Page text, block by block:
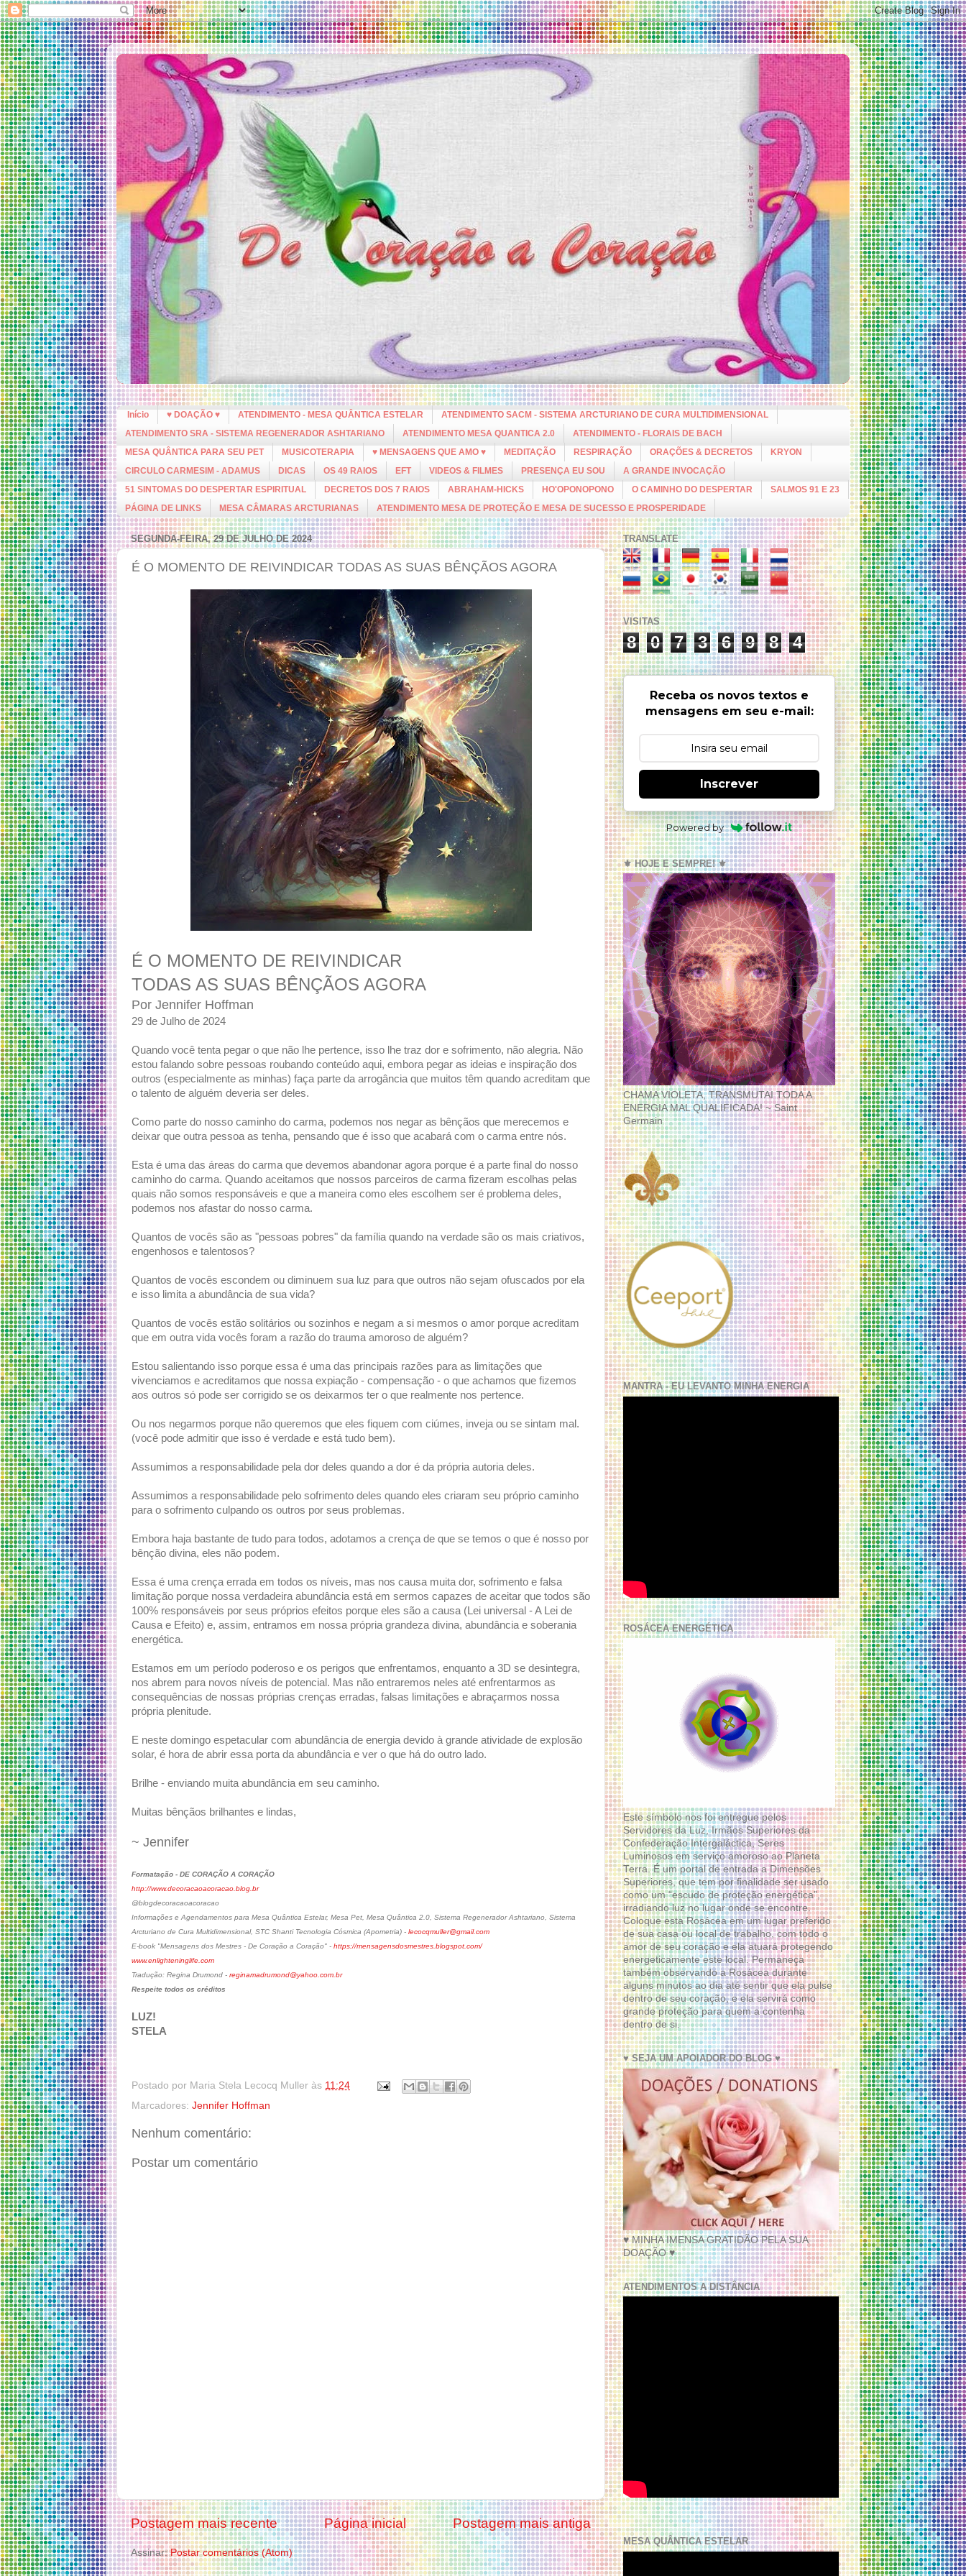
Início ♥ DOAÇÃO ♥ ATENDIMENTO - MESA QUÂNTICA ESTELAR
ATENDIMENTO SACM - SISTEMA ARCTURIANO DE CURA MULTIDIMENSIONAL
ATENDIMENTO SRA - SISTEMA REGENERADOR ASHTARIANO
ATENDIMENTO MESA QUANTICA 2.0
ATENDIMENTO - FLORAIS DE BACH
MESA QUÂNTICA PARA SEU PET
MUSICOTERAPIA ♥ MENSAGENS QUE AMO ♥ MEDITAÇÃO RESPIRAÇÃO ORAÇÕES & DECRETOS
KRYON
CIRCULO CARMESIM - ADAMUS
DICAS OS 49 RAIOS EFT VIDEOS & FILMES PRESENÇA EU SOU
A GRANDE INVOCAÇÃO
51 SINTOMAS DO DESPERTAR ESPIRITUAL
DECRETOS DOS 7 RAIOS ABRAHAM-HICKS HO'OPONOPONO O CAMINHO DO DESPERTAR
SALMOS 91 E 23
PÁGINA DE LINKS
MESA CÂMARAS ARCTURIANAS ATENDIMENTO MESA DE PROTEÇÃO E MESA DE SUCESSO E PROSPERIDADE
SEGUNDA-FEIRA, 29 DE JULHO DE 2024
É O MOMENTO DE REIVINDICAR TODAS AS SUAS BÊNÇÃOS AGORA
É O MOMENTO DE REIVINDICAR
TODAS AS SUAS BÊNÇÃOS AGORA
Por Jennifer Hoffman
29 de Julho de 2024
Quando você tenta pegar o que não lhe pertence, isso lhe traz dor e sofrimento, não alegria. Não
estou falando sobre pessoas roubando conteúdo aqui, embora pegar as ideias e inspiração dos
outros (especialmente as minhas) faça parte da arrogância que muitos têm quando acreditam que
o talento de alguém deveria ser deles.
Como parte do nosso caminho do carma, podemos nos negar as bênçãos que merecemos e
deixar que outra pessoa as tenha, pensando que é isso que acabará com o carma entre nós.
Esta é uma das áreas do carma que devemos abandonar agora porque é a parte final do nosso
caminho do carma. Quando aceitamos que nossos parceiros de carma fizeram escolhas pelas
quais não somos responsáveis e que a maneira como eles escolhem ser é problema deles,
podemos nos afastar do nosso carma.
Quantos de vocês são as "pessoas pobres" da família quando na verdade são os mais criativos,
engenhosos e talentosos?
Quantos de vocês escondem ou diminuem sua luz para que outros não sejam ofuscados por ela
e isso limita a abundância de sua vida?
Quantos de vocês estão solitários ou sozinhos e negam a si mesmos o amor porque acreditam
que em outra vida vocês foram a razão do trauma amoroso de alguém?
Estou salientando isso porque essa é uma das principais razões para as limitações que
vivenciamos e acreditamos que nossa expiação - compensação - o que achamos que fizemos
aos outros só pode ser corrigido se os deixarmos ter o que realmente nos pertence.
Ou nos negarmos porque não queremos que eles fiquem com ciúmes, inveja ou se sintam mal.
(você pode admitir que isso é verdade e está tudo bem).
Assumimos a responsabilidade pela dor deles quando a dor é da própria autoria deles.
Assumimos a responsabilidade pelo sofrimento deles quando eles criaram seu próprio caminho
para o sofrimento culpando os outros por seus problemas.
Embora haja bastante de tudo para todos, adotamos a crença de que se temos o que é nosso por
bênção divina, eles não podem.
Essa é uma crença errada em todos os níveis, mas nos causa muita dor, sofrimento e falsa
limitação porque nossa verdadeira abundância está em sermos capazes de aceitar que todos são
100% responsáveis ​​por seus próprios efeitos porque eles são a causa (Lei universal - A Lei de
Causa e Efeito) e, assim, entramos em nossa própria grandeza divina, abundância e soberania
energética.
Estamos em um período poderoso e os perigos que enfrentamos, enquanto a 3D se desintegra,
nos abrem para novos níveis de potencial. Mas não entraremos neles até enfrentarmos as
consequências de nossas próprias crenças erradas, falsas limitações e abraçarmos nossa
própria plenitude.
E neste domingo espetacular com abundância de energia devido à grande atividade de explosão
solar, é hora de abrir essa porta da abundância e ver o que há do outro lado.
Brilhe - enviando muita abundância em seu caminho.
Muitas bênçãos brilhantes e lindas,
~ Jennifer
Formatação - DE CORAÇÃO A CORAÇÃO
http://www.decoracaoacoracao.blog.br
@blogdecoracaoacoracao
Informações e Agendamentos para Mesa Quântica Estelar, Mesa Pet, Mesa Quântica 2.0, Sistema Regenerador Ashtariano, Sistema
Arcturiano de Cura Multidimensional, STC Shanti Tecnologia Cósmica (Apometria) - lecocqmuller@gmail.com
E-book "Mensagens dos Mestres - De Coração a Coração" - https://mensagensdosmestres.blogspot.com/
www.enlighteninglife.com
Tradução: Regina Drumond - reginamadrumond@yahoo.com.br
Respeite todos os créditos
LUZ!
STELA
Postado por Maria Stela Lecocq Muller às 11:24
Marcadores: Jennifer Hoffman
Nenhum comentário:
Postar um comentário
Postagem mais recente Postagem mais antiga
Página inicial
Assinar:Postar comentários (Atom)
TRANSLATE
VISITAS
8 0 7 3 6 9 8 4
Receba os novos textos e
mensagens em seu e-mail:
Inscrever
Powered by
⚜️ HOJE E SEMPRE! ⚜️
CHAMA VIOLETA, TRANSMUTAI TODA A
ENERGIA MAL QUALIFICADA! ~ Saint
Germain
MANTRA - EU LEVANTO MINHA ENERGIA
ROSÁCEA ENERGÉTICA
Este símbolo nos foi entregue pelos
Servidores da Luz, Irmãos Superiores da
Confederação Intergaláctica, Seres
Luminosos em serviço amoroso ao Planeta
Terra. É um portal de entrada a Dimensões
Superiores, que tem por finalidade ser usado
como um “escudo de proteção energética”,
irradiando luz no lugar onde se encontre.
Coloque esta Rosácea em um lugar preferido
de sua casa ou local de trabalho, com todo o
amor de seu coração e ela atuará protegendo
energeticamente este local. Permaneça
também observando a Rosácea durante
alguns minutos ao dia até sentir que ela pulse
dentro de seu coração, e ela servirá como
grande proteção para quem a contenha
dentro de si.
♥ SEJA UM APOIADOR DO BLOG ♥
♥ MINHA IMENSA GRATIDÃO PELA SUA
DOAÇÃO ♥
ATENDIMENTOS A DISTÂNCIA
MESA QUÂNTICA ESTELAR